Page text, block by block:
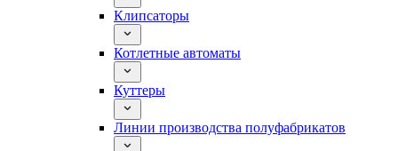
Клипсаторы
Котлетные автоматы
Куттеры
Линии производства полуфабрикатов